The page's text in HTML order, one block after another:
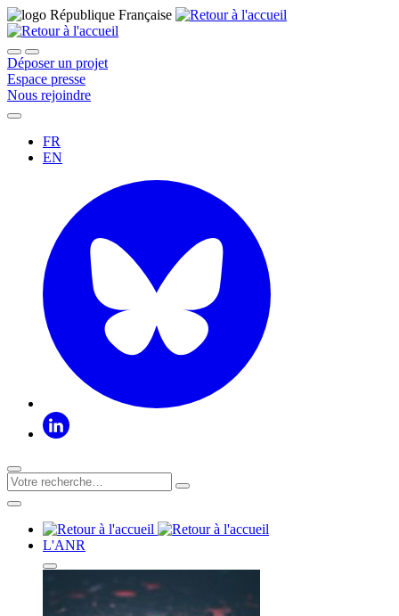
Déposer un projet
Espace presse
Nous rejoindre
FR
EN
L'ANR